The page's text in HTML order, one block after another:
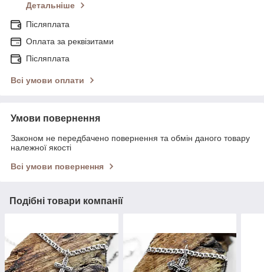
Детальніше
Післяплата
Оплата за реквізитами
Післяплата
Всі умови оплати
Умови повернення
Законом не передбачено повернення та обмін даного товару
належної якості
Всі умови повернення
Подібні товари компанії